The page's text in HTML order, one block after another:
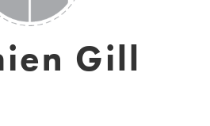
Gill